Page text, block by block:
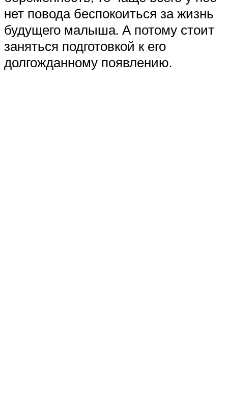
нет повода беспокоиться за жизнь
будущего малыша. А потому стоит
заняться подготовкой к его
долгожданному появлению.